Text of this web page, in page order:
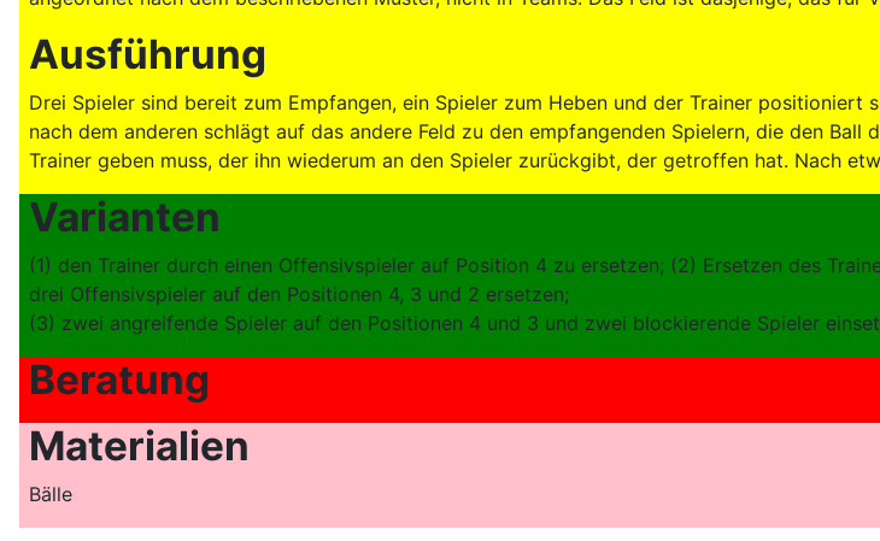
Ausführung
Drei Spieler sind bereit zum Empfangen, ein Spieler zum Heben und der Trainer
nach dem anderen schlägt auf das andere Feld zu den empfangenden Spielern, die den
Trainer geben muss, der ihn wiederum an den Spieler zurückgibt, der getroffen hat. Nach
Varianten
(1) den Trainer durch einen Offensivspieler auf Position 4 zu ersetzen; (2) Ersetzen des
drei Offensivspieler auf den Positionen 4, 3 und 2 ersetzen;
(3) zwei angreifende Spieler auf den Positionen 4 und 3 und zwei blockierende Spieler
Beratung
Materialien
Bälle